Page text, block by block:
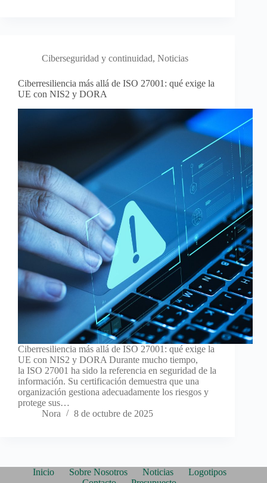
Ciberseguridad y continuidad, Noticias
Ciberresiliencia más allá de ISO 27001: qué exige la
UE con NIS2 y DORA
Ciberresiliencia más allá de ISO 27001: qué exige la
UE con NIS2 y DORA Durante mucho tiempo,
la ISO 27001 ha sido la referencia en seguridad de la
información. Su certificación demuestra que una
organización gestiona adecuadamente los riesgos y
protege sus…
Nora
8 de octubre de 2025
Inicio Sobre Nosotros Noticias
Logotipos